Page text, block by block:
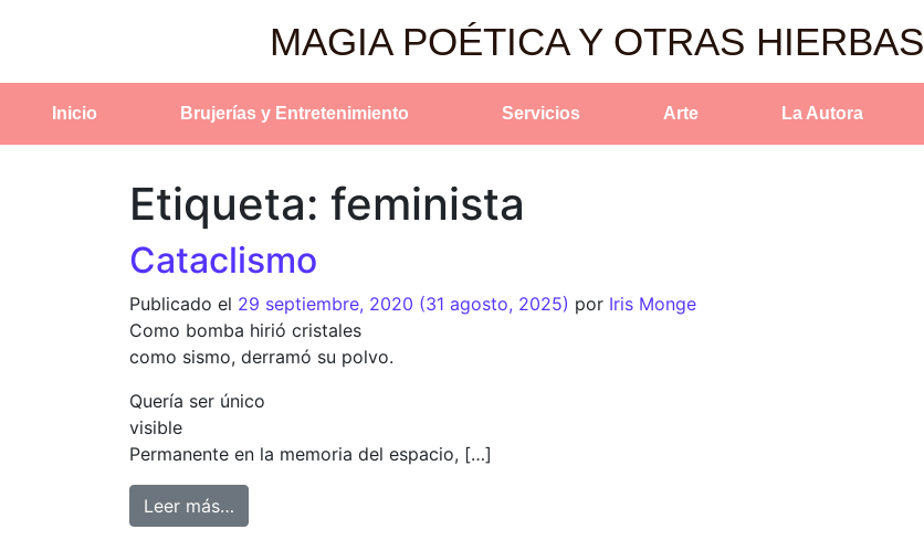
MAGIA POÉTICA Y OTRAS HIERBAS
Inicio Brujerías y Entretenimiento Servicios Arte La Autora
Etiqueta: feminista
Cataclismo
Publicado el 29 septiembre, 2020 (31 agosto, 2025) por Iris Monge
Como bomba hirió cristales
como sismo, derramó su polvo.
Quería ser único
visible
Permanente en la memoria del espacio, […]
Leer más…